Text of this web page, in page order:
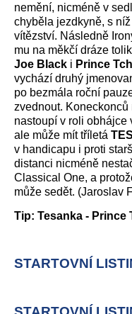
nemění, nicméně v
chyběla jezdkyně, s
vítězství. Následně
mu na měkčí dráze
Joe Black i Prince
vychází druhý
po bezmála roční
zvednout. Koneckonců
nastoupí v roli obhájce
ale může mít tříletá
v handicapu i proti
distanci nicméně
Classical One, a
může sedět. (Jaroslav
Tip: Tesanka - Prince
STARTOVNÍ